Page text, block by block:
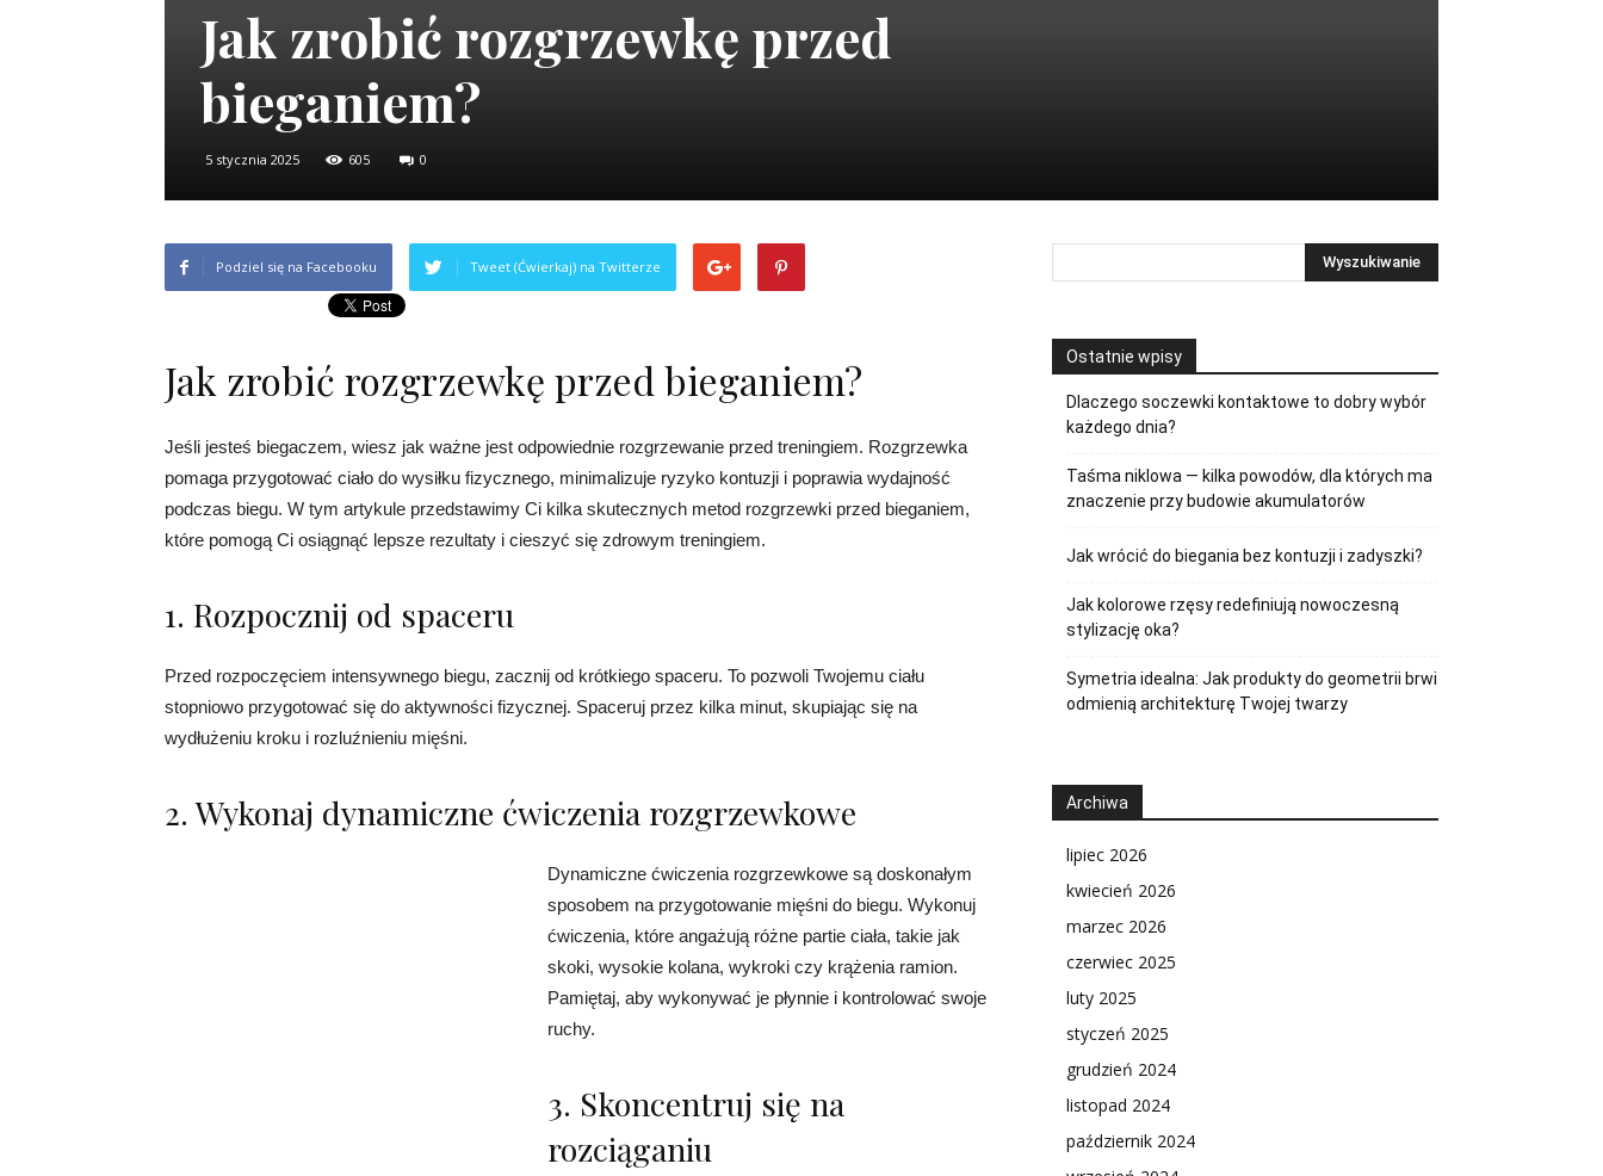
Jak zrobić rozgrzewkę przed
bieganiem?
5 stycznia 2025 605 0
Podziel się na Facebooku Tweet (Ćwierkaj) na Twitterze
Jak zrobić rozgrzewkę przed bieganiem?
Jeśli jesteś biegaczem, wiesz jak ważne jest odpowiednie rozgrzewanie przed treningiem. Rozgrzewka
pomaga przygotować ciało do wysiłku fizycznego, minimalizuje ryzyko kontuzji i poprawia wydajność
podczas biegu. W tym artykule przedstawimy Ci kilka skutecznych metod rozgrzewki przed bieganiem,
które pomogą Ci osiągnąć lepsze rezultaty i cieszyć się zdrowym treningiem.
1. Rozpocznij od spaceru
Przed rozpoczęciem intensywnego biegu, zacznij od krótkiego spaceru. To pozwoli Twojemu ciału
stopniowo przygotować się do aktywności fizycznej. Spaceruj przez kilka minut, skupiając się na
wydłużeniu kroku i rozluźnieniu mięśni.
2. Wykonaj dynamiczne ćwiczenia rozgrzewkowe
Dynamiczne ćwiczenia rozgrzewkowe są doskonałym
sposobem na przygotowanie mięśni do biegu. Wykonuj
ćwiczenia, które angażują różne partie ciała, takie jak
skoki, wysokie kolana, wykroki czy krążenia ramion.
Pamiętaj, aby wykonywać je płynnie i kontrolować swoje
ruchy.
3. Skoncentruj się na
rozciąganiu
Ostatnie wpisy
Dlaczego soczewki kontaktowe to dobry wybór
każdego dnia?
Taśma niklowa — kilka powodów, dla których ma
znaczenie przy budowie akumulatorów
Jak wrócić do biegania bez kontuzji i zadyszki?
Jak kolorowe rzęsy redefiniują nowoczesną
stylizację oka?
Symetria idealna: Jak produkty do geometrii brwi
odmienią architekturę Twojej twarzy
Archiwa
lipiec 2026
kwiecień 2026
marzec 2026
czerwiec 2025
luty 2025
styczeń 2025
grudzień 2024
listopad 2024
październik 2024